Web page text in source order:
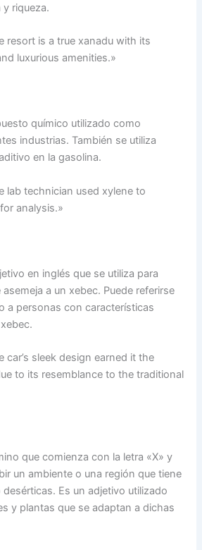
y riqueza.
resort is a true xanadu with its
luxurious amenities.»
químico utilizado como
industrias. También se utiliza
en la gasolina.
lab technician used xylene to
analysis.»
en inglés que se utiliza para
a un xebec. Puede referirse
a personas con características
car’s sleek design earned it the
to its resemblance to the traditional
que comienza con la letra «X» y
un ambiente o una región que tiene
Es un adjetivo utilizado
y plantas que se adaptan a dichas